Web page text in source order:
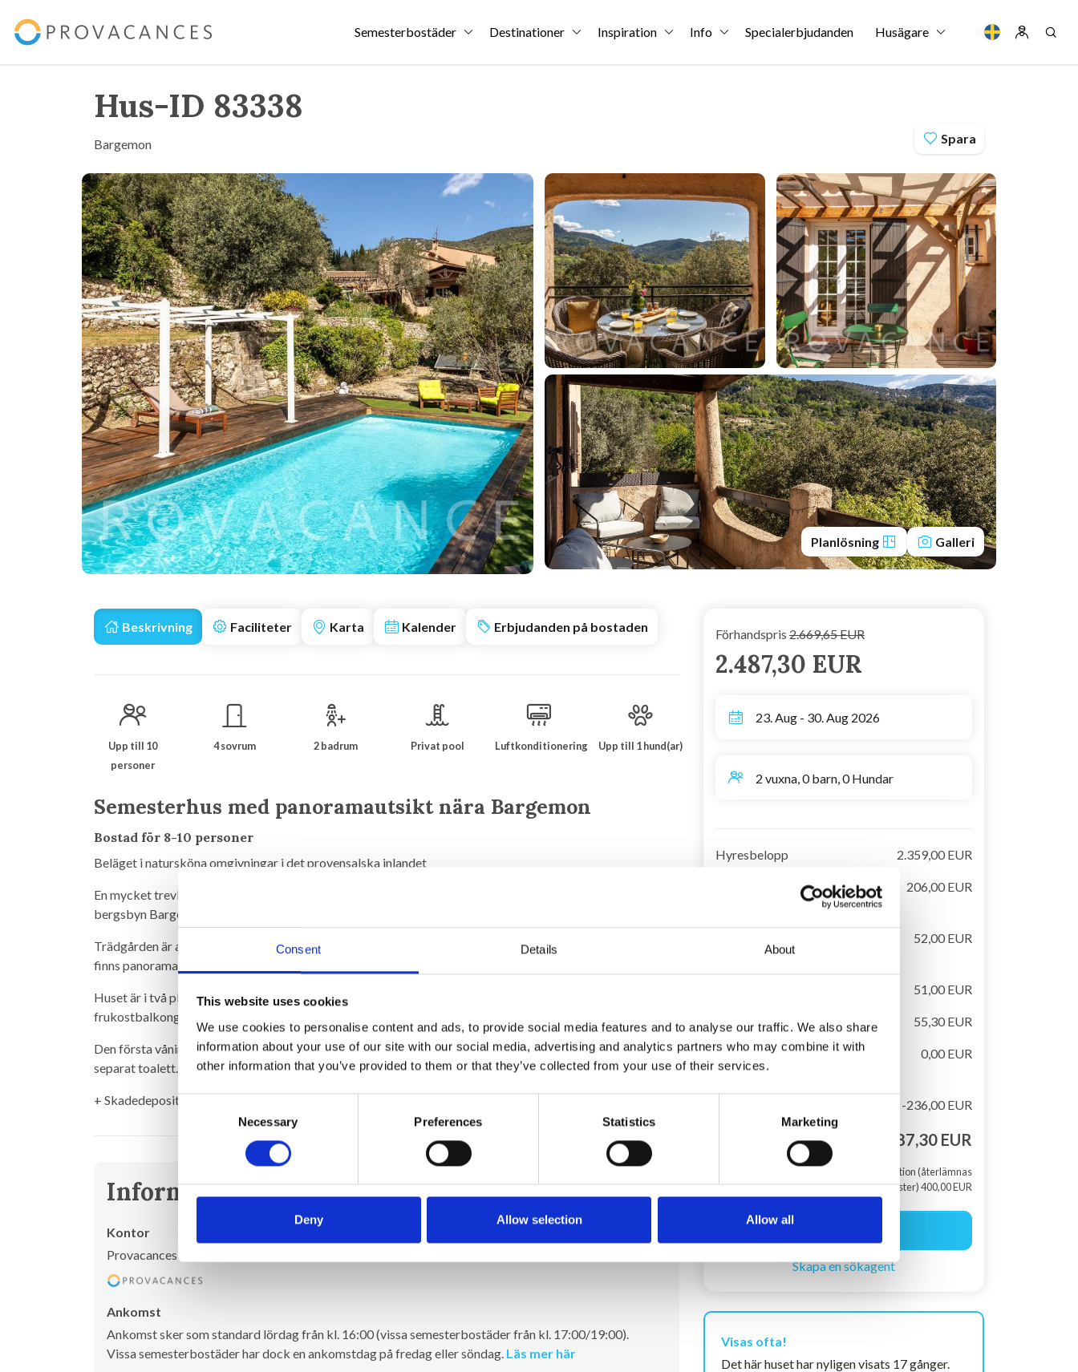
Consent Details About
This website uses cookies
We use cookies to personalise content and ads, to provide social media features and to analyse our traffic. We also share
information about your use of our site with our social media, advertising and analytics partners who may combine it with
other information that you’ve provided to them or that they’ve collected from your use of their services.
Consent
Necessary Preferences Statistics Marketing
Deny Allow selection Allow all
Semesterbostäder Destinationer Inspiration Info Specialerbjudanden Husägare
Hus-ID 83338
Bargemon Spara
Planlösning Galleri
Beskrivning Faciliteter Karta Kalender Erbjudanden på bostaden
Upp till 10
personer
4 sovrum 2 badrum Privat pool Luftkonditionering Upp till 1 hund(ar)
Semesterhus med panoramautsikt nära Bargemon
Bostad för 8-10 personer
Beläget i natursköna omgivningar i det provensalska inlandet
En mycket trevlig villa, som ligger i lugna och vackra omgivningar inom gångavstånd till den pittoreska lilla
bergsbyn Bargemon.
Trädgården är avskilt och mysigt, på flera nivåer med stenpartier och med en helt privat poolområdet . Det
finns panoramautsikt över gröna kullar från terrasserna och från residenset.
Huset är i två plan och innehåller på bottenvåningen ett stort vardagsrum, matsal med utgång till härlig
frukostbalkong, rymligt kök. 1 sovrum med dubbelsäng, 1 badrum och 1 separat toalett.
Den första våningen innehåller 2 sovrum med dubbelsängar, 1 sovrum med 2 våningssängar, 1 badrum och
separat toalett.
+ Skadedeposition (återlämnas efter din semester) 400,00 EUR
Information om uthyrning
Kontor
Provacances
Ankomst
Ankomst sker som standard lördag från kl. 16:00 (vissa semesterbostäder från kl. 17:00/19:00).
Vissa semesterbostäder har dock en ankomstdag på fredag eller söndag. Läs mer här
Förhandspris 2.669,65 EUR
2.487,30 EUR
23. Aug - 30. Aug 2026
2 vuxna, 0 barn, 0 Hundar
Hyresbelopp 2.359,00 EUR
206,00 EUR
handdukar, obligatorisk
52,00 EUR
51,00 EUR
Turistskatt (vuxen) 55,30 EUR
Handdukar till pool ingår
i uthyrningspris
0,00 EUR
-236,00 EUR
Totalt pris 2.487,30 EUR
+ Skadedeposition (återlämnas
efter din semester) 400,00 EUR
Skapa en sökagent
Visas ofta!
Det här huset har nyligen visats 17 gånger.